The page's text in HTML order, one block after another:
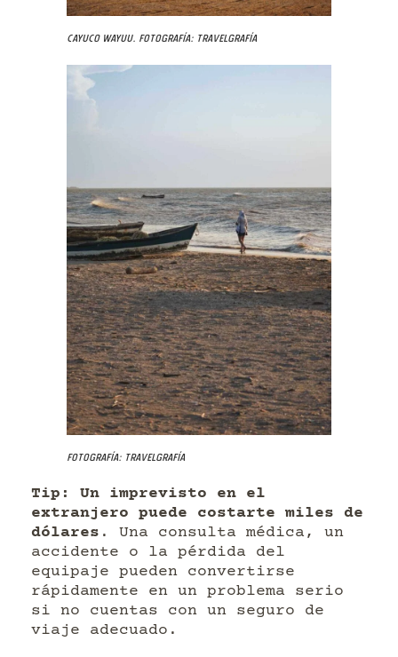
Cayuco wayuu. Fotografía: Travelgrafía
Fotografía: Travelgrafía
Tip: Un imprevisto en el
extranjero puede costarte miles de
dólares . Una consulta médica, un
accidente o la pérdida del
equipaje pueden convertirse
rápidamente en un problema serio
si no cuentas con un seguro de
viaje adecuado.